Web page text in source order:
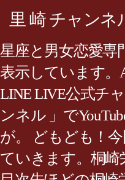
里 崎 チャンネ
星座と男女恋愛専
表示しています
LINE LIVE公式チ
ンネル 」で
が。 どもども！
ていきます。桐崎